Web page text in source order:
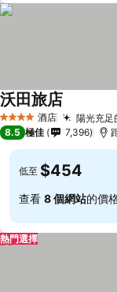
4 星級 酒店 陽光充足
沃田旅店
8.5 極佳 7,396
低至 $454
查看 8 個網站的價
熱門選擇